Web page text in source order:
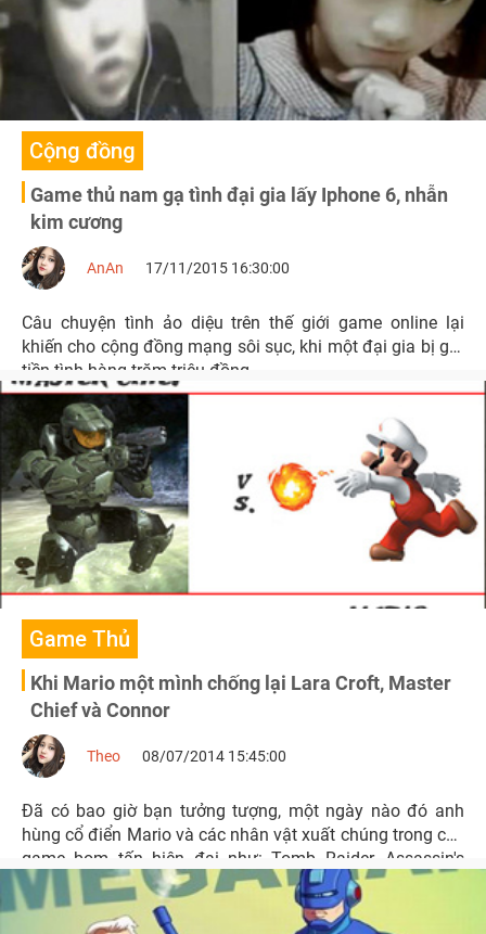
Cộng đồng
Game thủ nam gạ tình đại gia lấy Iphone 6, nhẫn
kim cương
AnAn 17/11/2015 16:30:00
Câu chuyện tình ảo diệu trên thế giới game online lại
khiến cho cộng đồng mạng sôi sục, khi một đại gia bị gạt
tiền tình hàng trăm triệu đồng.
Game Thủ
Khi Mario một mình chống lại Lara Croft, Master
Chief và Connor
Theo 08/07/2014 15:45:00
Đã có bao giờ bạn tưởng tượng, một ngày nào đó anh
hùng cổ điển Mario và các nhân vật xuất chúng trong các
game bom tấn hiện đại như: Tomb Raider, Assassin's
Creed gặp gỡ nhau?